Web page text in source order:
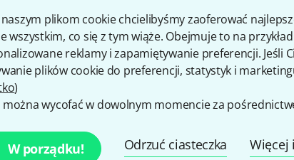
naszym plikom cookie chcielibyśmy zaoferować
wszystkim, co się z tym wiąże. Obejmuje to na
reklamy i zapamiętywanie preferencji. Jeśli
plików cookie do preferencji, statystyk i
)
można wycofać w dowolnym momencie za
W porządku! Odrzuć ciasteczka Więcej
Gigbag
3377
MilleniumFoot Rest
23,90 zł 299